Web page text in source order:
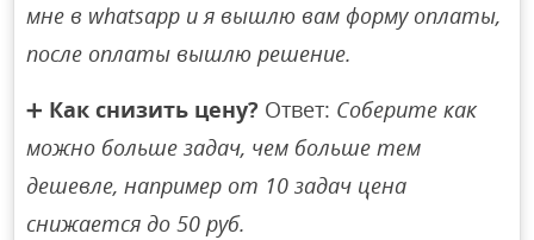
мне в whatsapp и я вышлю вам форму оплаты,
после оплаты вышлю решение.
➕ Как снизить цену? Ответ: Соберите как
можно больше задач, чем больше тем
дешевле, например от 10 задач цена
снижается до 50 руб.